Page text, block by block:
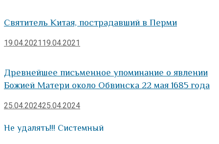
Святитель Китая, пострадавший в Перми
19.04.2021 19.04.2021
Древнейшее письменное упоминание о явлении
Божией Матери около Обвинска 22 мая 1685 года
25.04.202425.04.2024
Не удалять!!! Системный